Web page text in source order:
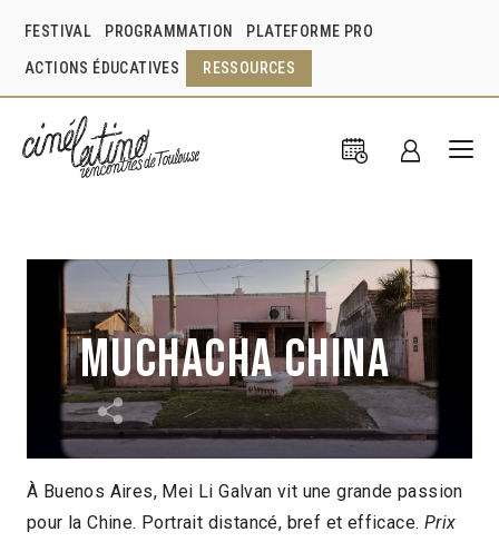
FESTIVAL PROGRAMMATION PLATEFORME PRO
ACTIONS ÉDUCATIVES RESSOURCES
Muchacha China
Sofía Medrano Argentine 2019
5min
À Buenos Aires, Mei Li Galvan vit une grande passion
pour la Chine. Portrait distancé, bref et efficace. Prix